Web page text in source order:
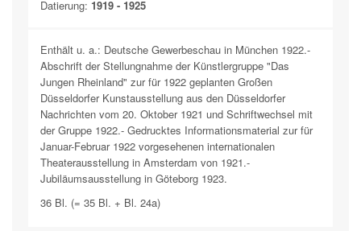
Datierung: 1919 - 1925
Enthält u. a.: Deutsche Gewerbeschau in München 1922.-
Abschrift der Stellungnahme der Künstlergruppe "Das
Jungen Rheinland" zur für 1922 geplanten Großen
Düsseldorfer Kunstausstellung aus den Düsseldorfer
Nachrichten vom 20. Oktober 1921 und Schriftwechsel mit
der Gruppe 1922.- Gedrucktes Informationsmaterial zur für
Januar-Februar 1922 vorgesehenen internationalen
Theaterausstellung in Amsterdam von 1921.-
Jubiläumsausstellung in Göteborg 1923.
36 Bl. (= 35 Bl. + Bl. 24a)